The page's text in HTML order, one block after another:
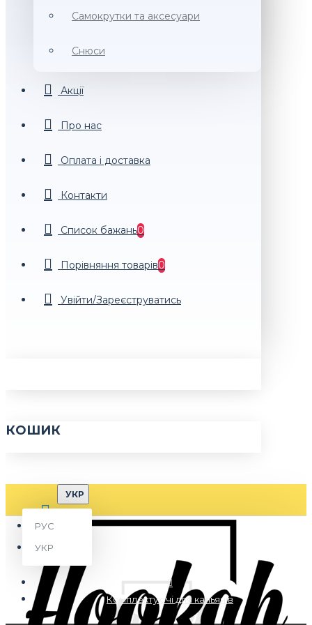
Самокрутки та аксесуари
Снюси
Акції
Про нас
Оплата і доставка
Контакти
Список бажань0
Порiвняння товарiв0
Увійти/Зареєструватись
КОШИК
УКР
РУС
УКР
Комплектуючі для кальянів